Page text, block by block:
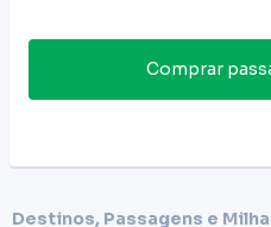
Comprar
Destinos, Passagens e